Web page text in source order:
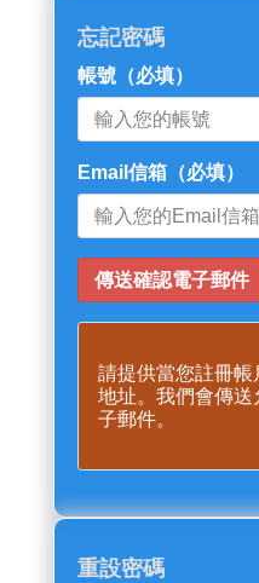
忘記密碼
帳號 （必填）
Email信箱 （必填）
請提供當您註冊
地址。我們會傳
子郵件。
重設密碼